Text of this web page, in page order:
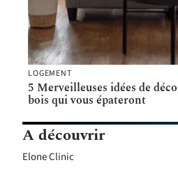
LOGEMENT
5 Merveilleuses idées de
bois qui vous épateront
A découvrir
Elone Clinic